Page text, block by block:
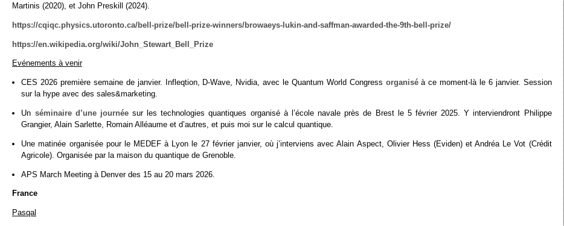
Martinis (2020), et John Preskill (2024).
https://cqiqc.physics.utoronto.ca/bell-prize/bell-prize-winners/browaeys-lukin-and-saffman-awarded-the-9th-bell-prize/
https://en.wikipedia.org/wiki/John_Stewart_Bell_Prize
Evénements à venir
CES 2026 première semaine de janvier. Infleqtion, D-Wave, Nvidia, avec le Quantum World Congress organiséà ce moment-là le 6 janvier. Session
sur la hype avec des sales&marketing.
Un séminaire d’une journéesur les technologies quantiques organisé à l’école navale près de Brest le 5 février 2025. Y interviendront Philippe
Grangier, Alain Sarlette, Romain Alléaume et d’autres, et puis moi sur le calcul quantique.
Une matinée organisée pour le MEDEF à Lyon le 27 février janvier, où j’interviens avec Alain Aspect, Olivier Hess (Eviden) et Andréa Le Vot (Crédit
Agricole). Organisée par la maison du quantique de Grenoble.
APS March Meeting à Denver des 15 au 20 mars 2026.
France
Pasqal